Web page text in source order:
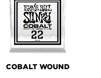
COBALT WOUND